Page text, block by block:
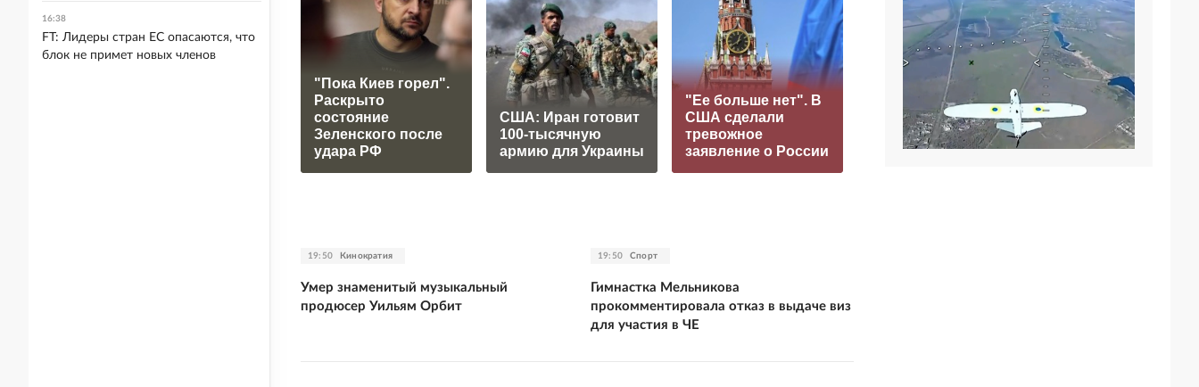
"Пока Киев горел".
Раскрыто
состояние
Зеленского после
удара РФ
США: Иран готовит
100-тысячную
армию для Украины
"Ее больше нет". В
США сделали
тревожное
заявление о России
«Это конец всего»:
прокомментировал
а фестиваль в
Юрмале
США взмолили
Россию
освободить одного
человека из
тюрьмы
19:50 Кинократия
Умер знаменитый музыкальный
продюсер Уильям Орбит
19:50 Спорт
Гимнастка Мельникова
прокомментировала отказ в выдаче виз
для участия в ЧЕ
16:38
FT: Лидеры стран ЕС опасаются, что
блок не примет новых членов